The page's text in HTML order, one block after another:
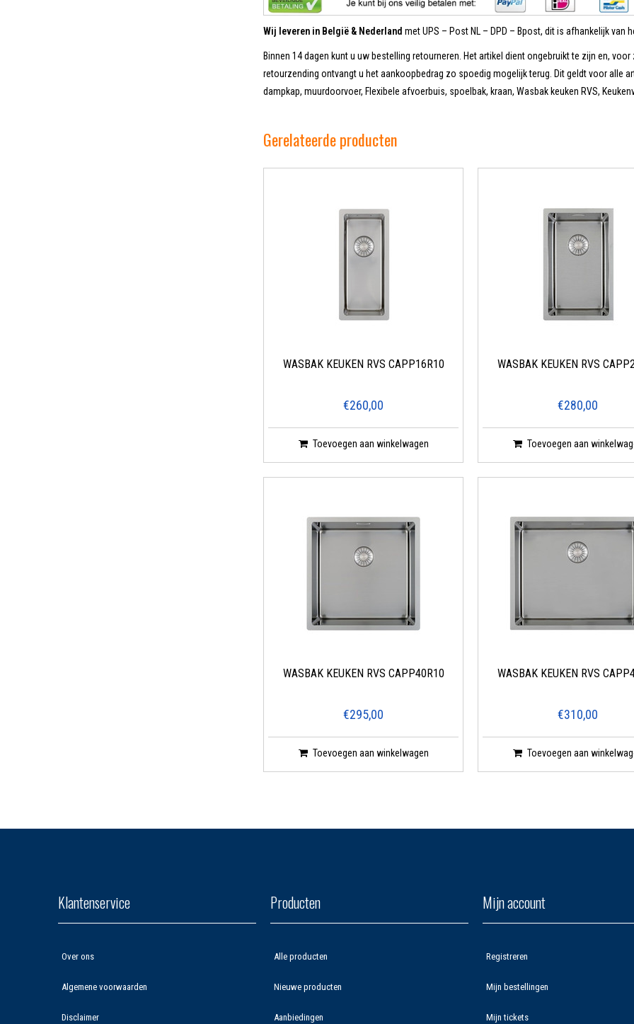
Wij leveren in België & Nederland met UPS – Post NL – DPD – Bpost, dit is afhankelijk van
Binnen 14 dagen kunt u uw bestelling retourneren. Het artikel dient ongebruikt te zijn en,
retourzending ontvangt u het aankoopbedrag zo spoedig mogelijk terug. Dit geldt voor alle
dampkap, muurdoorvoer, Flexibele afvoerbuis, spoelbak, kraan, Wasbak keuken RVS,
Gerelateerde producten
WASBAK KEUKEN RVS CAPP16R10
€260,00
Toevoegen aan winkelwagen
WASBAK KEUKEN RVS
€280,00
Toevoegen aan
WASBAK KEUKEN RVS CAPP40R10
€295,00
Toevoegen aan winkelwagen
WASBAK KEUKEN RVS
€310,00
Toevoegen aan
Klantenservice
Over ons
Algemene voorwaarden
Disclaimer
Producten
Alle producten
Nieuwe producten
Aanbiedingen
Mijn account
Registreren
Mijn bestellingen
Mijn tickets